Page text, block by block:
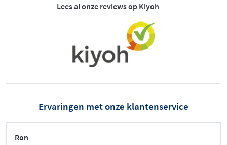
Lees al onze reviews op Kiyoh
Ervaringen met onze klantenservice
Ron